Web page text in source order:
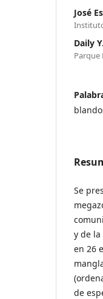
José
Daily
Parque
Se
y de
en 26
de